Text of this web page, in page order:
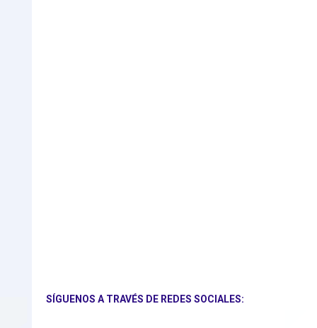
SÍGUENOS A TRAVÉS DE REDES SOCIALES: